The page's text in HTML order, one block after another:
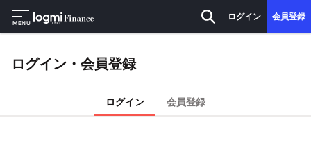
MENU
ログイン 会員登録
ログイン・会員登録
ログイン 会員登録